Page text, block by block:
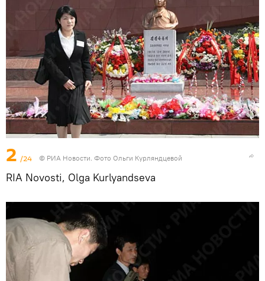
2 /24 © РИА Новости. Фото Ольги Курляндцевой
RIA Novosti, Olga Kurlyandseva